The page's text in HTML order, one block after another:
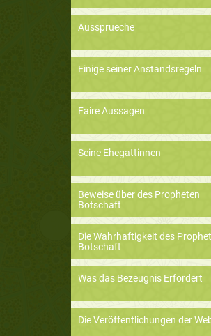
Aussprueche
Einige seiner Anstandsregeln
Faire Aussagen
Seine Ehegattinnen
Beweise über des Propheten
Botschaft
Die Wahrhaftigkeit des
Botschaft
Was das Bezeugnis Erfordert
Die Veröffentlichungen der